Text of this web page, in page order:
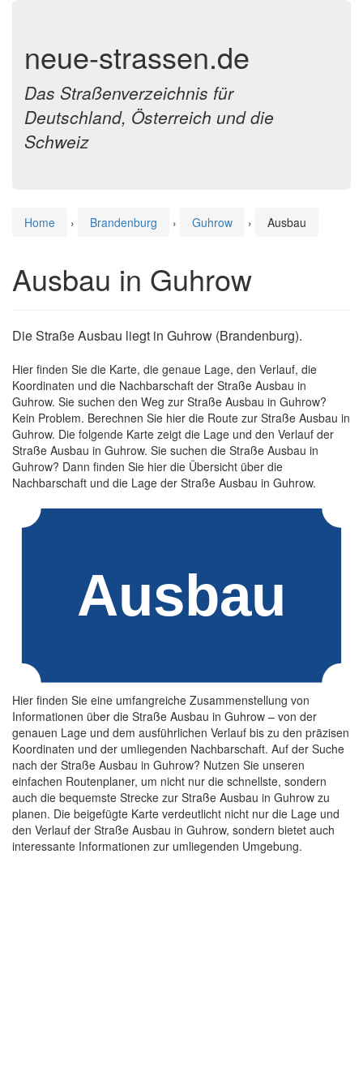
neue-strassen.de
Das Straßenverzeichnis für
Deutschland, Österreich und die
Schweiz
Home › Brandenburg › Guhrow › Ausbau
Ausbau in Guhrow
Die Straße Ausbau liegt in Guhrow (Brandenburg).
Hier finden Sie die Karte, die genaue Lage, den Verlauf, die
Koordinaten und die Nachbarschaft der Straße Ausbau in
Guhrow. Sie suchen den Weg zur Straße Ausbau in Guhrow?
Kein Problem. Berechnen Sie hier die Route zur Straße Ausbau in
Guhrow. Die folgende Karte zeigt die Lage und den Verlauf der
Straße Ausbau in Guhrow. Sie suchen die Straße Ausbau in
Guhrow? Dann finden Sie hier die Übersicht über die
Nachbarschaft und die Lage der Straße Ausbau in Guhrow.
Hier finden Sie eine umfangreiche Zusammenstellung von
Informationen über die Straße Ausbau in Guhrow – von der
genauen Lage und dem ausführlichen Verlauf bis zu den präzisen
Koordinaten und der umliegenden Nachbarschaft. Auf der Suche
nach der Straße Ausbau in Guhrow? Nutzen Sie unseren
einfachen Routenplaner, um nicht nur die schnellste, sondern
auch die bequemste Strecke zur Straße Ausbau in Guhrow zu
planen. Die beigefügte Karte verdeutlicht nicht nur die Lage und
den Verlauf der Straße Ausbau in Guhrow, sondern bietet auch
interessante Informationen zur umliegenden Umgebung.